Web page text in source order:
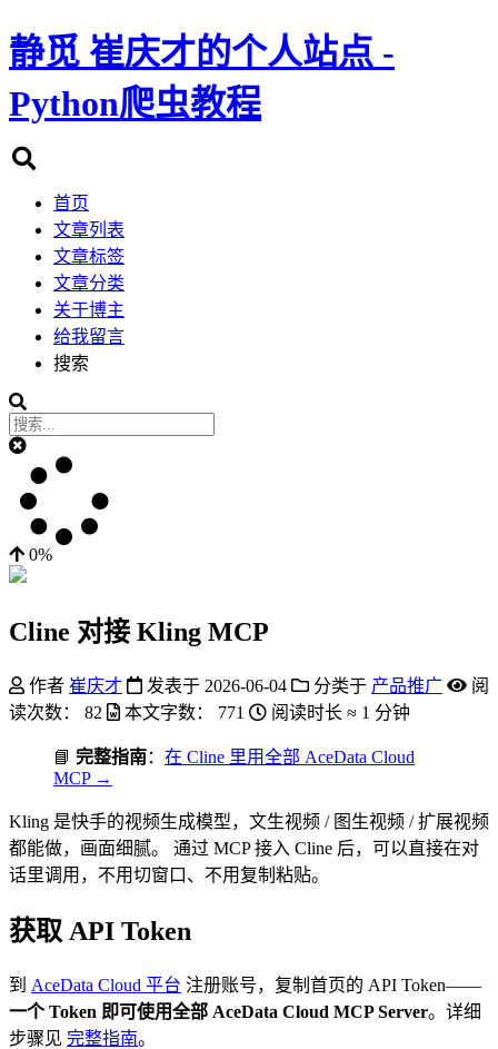
静觅 崔庆才的个人站点 -
Python爬虫教程
首页
文章列表
文章标签
文章分类
关于博主
给我留言
搜索
0%
Cline 对接 Kling MCP
作者 崔庆才 发表于 2026-06-04 分类于 产品推广
阅
读次数：
82 本文字数： 771 阅读时长 ≈ 1 分钟
📘 完整指南： 在 Cline 里用全部 AceData Cloud
MCP →
Kling 是快手的视频生成模型，文生视频 / 图生视频 / 扩展视频
都能做，画面细腻。 通过 MCP 接入 Cline 后，可以直接在对
话里调用，不用切窗口、不用复制粘贴。
获取 API Token
到 AceData Cloud 平台 注册账号，复制首页的 API Token——
一个 Token 即可使用全部 AceData Cloud MCP Server。详细
步骤见 完整指南。